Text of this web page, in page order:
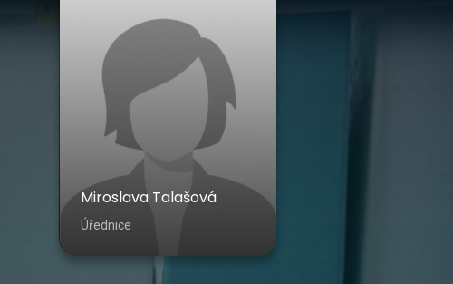
Miroslava Talašová
Úřednice